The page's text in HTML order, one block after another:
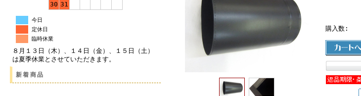
30 31
今日
定休日
臨時休業
８月１３日（木）、１４日（金）、１５日（土）
は夏季休業とさせていただきます。
新着商品
購入数: